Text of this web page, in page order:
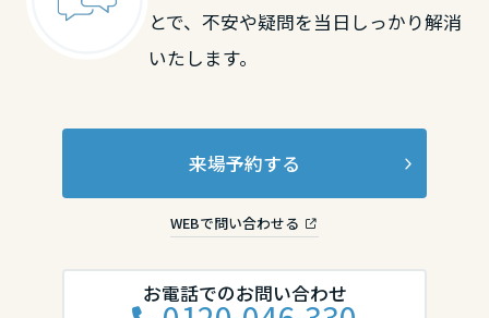
とで、不安や疑問を当日しっかり解消
いたします。
来場予約する
WEBで問い合わせる
お電話でのお問い合わせ
大分県
鹿児島県